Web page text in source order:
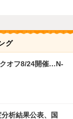
グ
オフ8/24開催…N-
析結果公表、国